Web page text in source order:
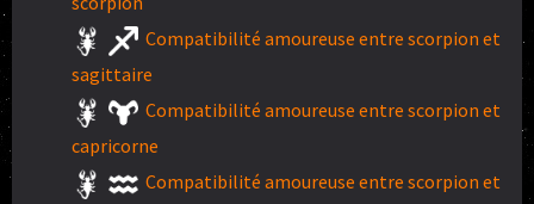
Compatibilité amoureuse entre scorpion et
sagittaire
Compatibilité amoureuse entre scorpion et
capricorne
Compatibilité amoureuse entre scorpion et